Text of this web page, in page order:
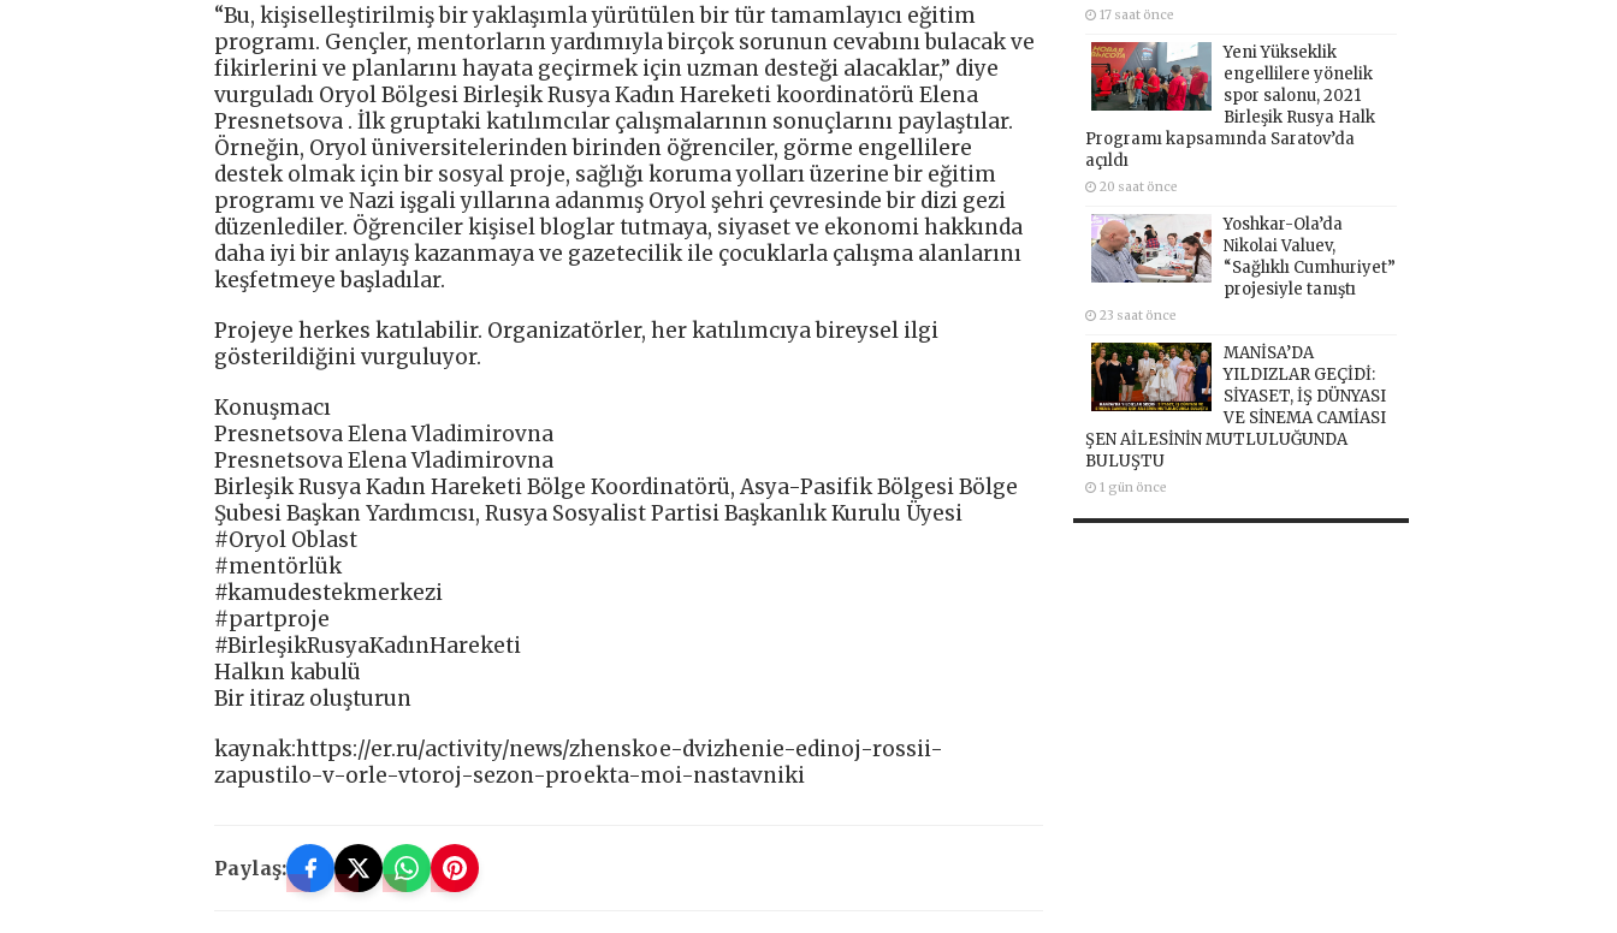
“Bu, kişiselleştirilmiş bir yaklaşımla yürütülen bir tür tamamlayıcı eğitim
programı. Gençler, mentorların yardımıyla birçok sorunun cevabını bulacak ve
fikirlerini ve planlarını hayata geçirmek için uzman desteği alacaklar,” diye
vurguladı Oryol Bölgesi Birleşik Rusya Kadın Hareketi koordinatörü Elena
Presnetsova . İlk gruptaki katılımcılar çalışmalarının sonuçlarını paylaştılar.
Örneğin, Oryol üniversitelerinden birinden öğrenciler, görme engellilere
destek olmak için bir sosyal proje, sağlığı koruma yolları üzerine bir eğitim
programı ve Nazi işgali yıllarına adanmış Oryol şehri çevresinde bir dizi gezi
düzenlediler. Öğrenciler kişisel bloglar tutmaya, siyaset ve ekonomi hakkında
daha iyi bir anlayış kazanmaya ve gazetecilik ile çocuklarla çalışma alanlarını
keşfetmeye başladılar.
Projeye herkes katılabilir. Organizatörler, her katılımcıya bireysel ilgi
gösterildiğini vurguluyor.
Konuşmacı
Presnetsova Elena Vladimirovna
Presnetsova Elena Vladimirovna
Birleşik Rusya Kadın Hareketi Bölge Koordinatörü, Asya-Pasifik Bölgesi Bölge
Şubesi Başkan Yardımcısı, Rusya Sosyalist Partisi Başkanlık Kurulu Üyesi
#Oryol Oblast
#mentörlük
#kamudestekmerkezi
#partproje
#BirleşikRusyaKadınHareketi
Halkın kabulü
Bir itiraz oluşturun
kaynak:https://er.ru/activity/news/zhenskoe-dvizhenie-edinoj-rossii-
zapustilo-v-orle-vtoroj-sezon-proekta-moi-nastavniki
Paylaş:
17 saat önce
Yeni Yükseklik
engellilere yönelik
spor salonu, 2021
Birleşik Rusya Halk
Programı kapsamında Saratov’da
açıldı
20 saat önce
Yoshkar-Ola’da
Nikolai Valuev,
“Sağlıklı Cumhuriyet”
projesiyle tanıştı
23 saat önce
MANİSA’DA
YILDIZLAR GEÇİDİ:
SİYASET, İŞ DÜNYASI
VE SİNEMA CAMİASI
ŞEN AİLESİNİN MUTLULUĞUNDA
BULUŞTU
1 gün önce